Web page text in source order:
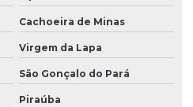
Cachoeira de Minas
Virgem da Lapa
São Gonçalo do Pará
Piraúba